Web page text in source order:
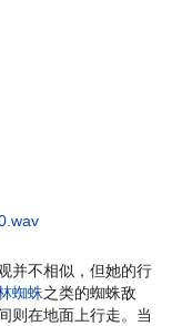
并不相似，但她的行
蜘蛛之类的蜘蛛敌
则在地面上行走。当